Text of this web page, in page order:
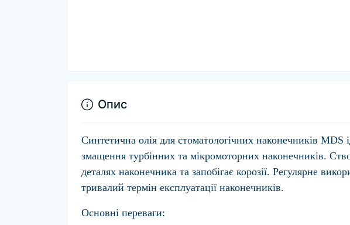
Опис
Синтетична олія для стоматологічних наконечників MDS
змащення турбінних та мікромоторних наконечників.
деталях наконечника та запобігає корозії. Регулярне
тривалий термін експлуатації наконечників.
Основні переваги: